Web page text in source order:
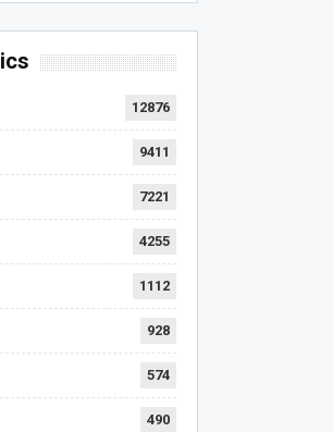
12876
9411
7221
4255
1112
928
574
490